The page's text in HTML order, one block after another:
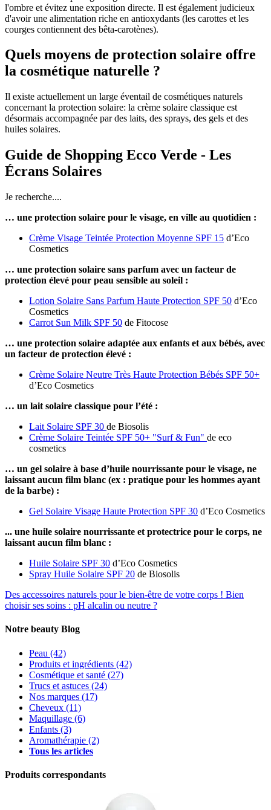
l'ombre et évitez une exposition directe. Il est également judicieux
d'avoir une alimentation riche en antioxydants (les carottes et les
courges contiennent des bêta-carotènes).
Quels moyens de protection solaire offre
la cosmétique naturelle ?
Il existe actuellement un large éventail de cosmétiques naturels
concernant la protection solaire: la crème solaire classique est
désormais accompagnée par des laits, des sprays, des gels et des
huiles solaires.
Guide de Shopping Ecco Verde - Les
Écrans Solaires
Je recherche....
… une protection solaire pour le visage, en ville au quotidien :
Crème Visage Teintée Protection Moyenne SPF 15 d’Eco
Cosmetics
… une protection solaire sans parfum avec un facteur de
protection élevé pour peau sensible au soleil :
Lotion Solaire Sans Parfum Haute Protection SPF 50 d’Eco
Cosmetics
Carrot Sun Milk SPF 50 de Fitocose
… une protection solaire adaptée aux enfants et aux bébés, avec
un facteur de protection élevé :
Crème Solaire Neutre Très Haute Protection Bébés SPF 50+
d’Eco Cosmetics
… un lait solaire classique pour l’été :
Lait Solaire SPF 30 de Biosolis
Crème Solaire Teintée SPF 50+ "Surf & Fun" de eco
cosmetics
… un gel solaire à base d’huile nourrissante pour le visage, ne
laissant aucun film blanc (ex : pratique pour les hommes ayant
de la barbe) :
Gel Solaire Visage Haute Protection SPF 30 d’Eco Cosmetics
... une huile solaire nourrissante et protectrice pour le corps, ne
laissant aucun film blanc :
Huile Solaire SPF 30 d’Eco Cosmetics
Spray Huile Solaire SPF 20 de Biosolis
Des accessoires naturels pour le bien-être de votre corps ! Bien
choisir ses soins : pH alcalin ou neutre ?
Notre beauty Blog
Peau (42)
Produits et ingrédients (42)
Cosmétique et santé (27)
Trucs et astuces (24)
Nos marques (17)
Cheveux (11)
Maquillage (6)
Enfants (3)
Aromathérapie (2)
Tous les articles
Produits correspondants